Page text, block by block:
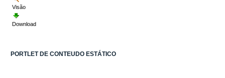
Visão
Download
PORTLET DE CONTEUDO ESTÁTICO